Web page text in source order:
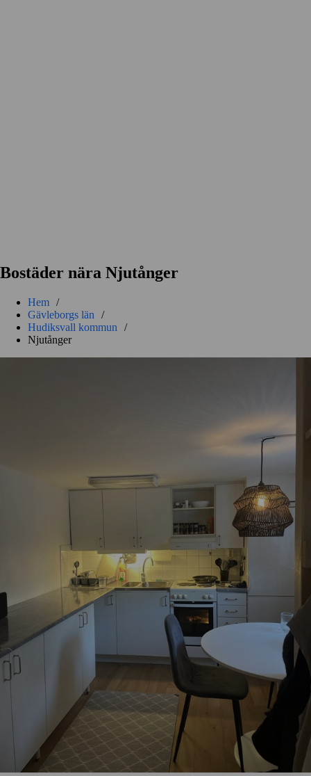
Bostäder nära Njutånger
Hem /
Gävleborgs län
/
Hudiksvall kommun
/
Njutånger